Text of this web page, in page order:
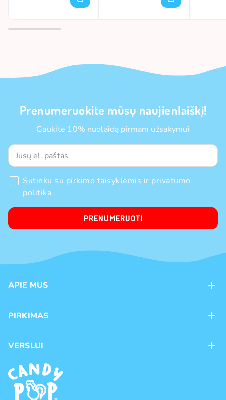
Prenumeruokite mūsų naujienlaiškį!
Gaukite 10% nuolaidą pirmam užsakymui
Sutinku su pirkimo taisyklėmis ir privatumo
politika
PRENUMERUOTI
APIE MUS
Kontaktai
Naujienos
Prekių ženklai
PIRKIMAS
Pristatymas
Prekių grąžinimas ir keitimas
Pirkimo taisyklės
VERSLUI
Franšizė
Didmeninė prekyba